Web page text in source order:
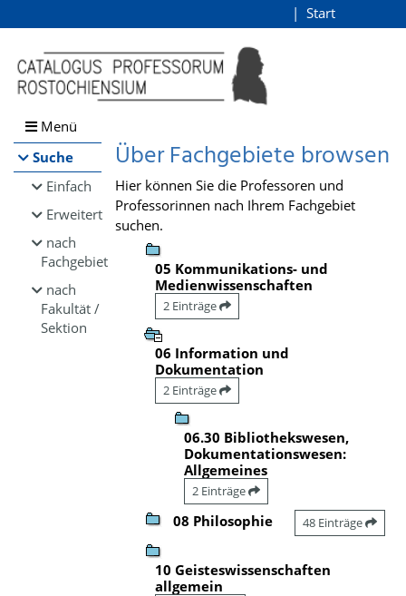
Browsen
direkt zum Inhalt
Start
Menü
Suche
Einfach
Erweitert
nach
Fachgebiet
nach
Fakultät /
Sektion
Über Fachgebiete browsen
Hier können Sie die Professoren und
Professorinnen nach Ihrem Fachgebiet
suchen.
05 Kommunikations- und
Medienwissenschaften
2 Einträge
06 Information und
Dokumentation
2 Einträge
06.30 Bibliothekswesen,
Dokumentationswesen:
Allgemeines
2 Einträge
08 Philosophie 48 Einträge
10 Geisteswissenschaften
allgemein